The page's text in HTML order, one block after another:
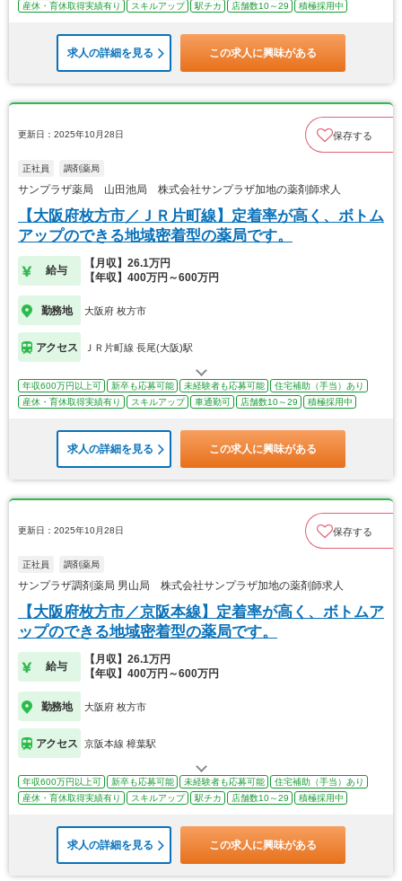
産休・育休取得実績有り
スキルアップ 駅チカ 店舗数10～29 積極採用中
求人の詳細を見る この求人に興味がある
更新日：2025年10月28日 保存する
正社員 調剤薬局
サンプラザ薬局 山田池局 株式会社サンプラザ加地の薬剤師求人
【大阪府枚方市／ＪＲ片町線】定着率が高く、ボトム
アップのできる地域密着型の薬局です。
給与
【月収】26.1万円
【年収】400万円～600万円
勤務地 大阪府 枚方市
アクセス ＪＲ片町線 長尾(大阪)駅
年収600万円以上可 新卒も応募可能 未経験者も応募可能
住宅補助（手当）あり
産休・育休取得実績有り
スキルアップ 車通勤可 店舗数10～29 積極採用中
求人の詳細を見る この求人に興味がある
更新日：2025年10月28日 保存する
正社員 調剤薬局
サンプラザ調剤薬局 男山局 株式会社サンプラザ加地の薬剤師求人
【大阪府枚方市／京阪本線】定着率が高く、ボトムア
ップのできる地域密着型の薬局です。
給与
【月収】26.1万円
【年収】400万円～600万円
勤務地 大阪府 枚方市
アクセス 京阪本線 樟葉駅
年収600万円以上可 新卒も応募可能 未経験者も応募可能
住宅補助（手当）あり
産休・育休取得実績有り
スキルアップ 駅チカ 店舗数10～29 積極採用中
求人の詳細を見る この求人に興味がある